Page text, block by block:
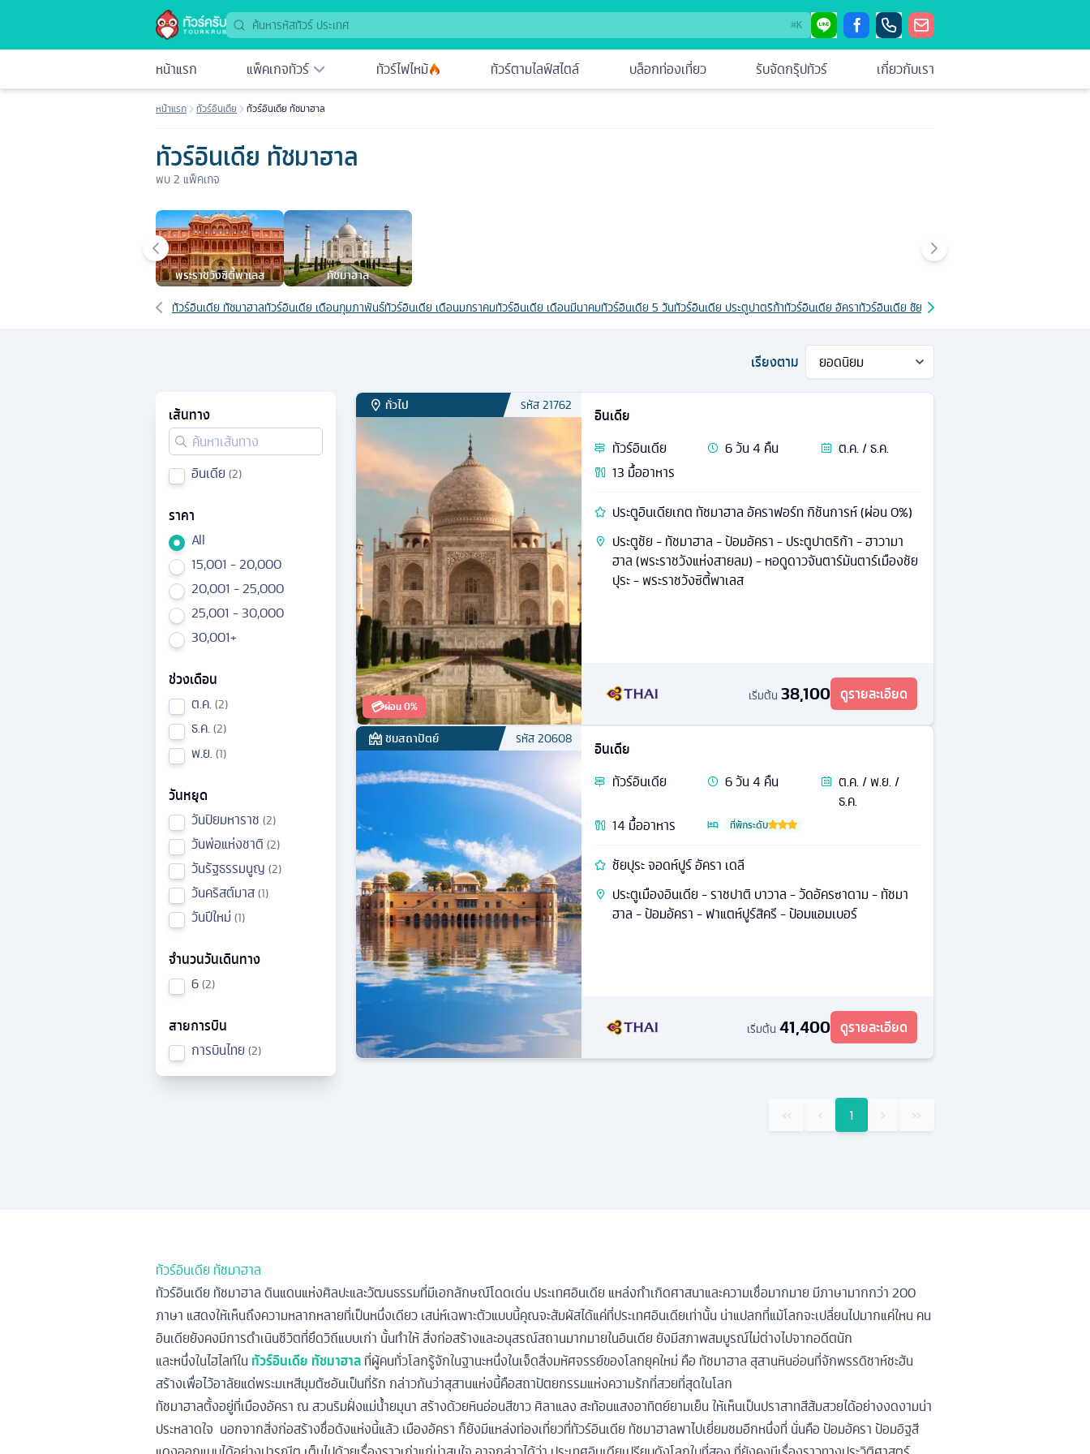
⌘K
หน้าแรก แพ็คเกจทัวร์ ทัวร์ไฟไหม้ ทัวร์ตามไลฟ์สไตล์ บล็อกท่องเที่ยว รับจัดกรุ๊ปทัวร์ เกี่ยวกับเรา
หน้าแรก ทัวร์อินเดีย ทัวร์อินเดีย ทัชมาฮาล
ทัวร์อินเดีย ทัชมาฮาล
พบ2 แพ็คเกจ
เมืองยอดนิยม
พระราชวังซิตี้พาเลส ทัชมาฮาล
เส้นทางที่เกี่ยวข้อง
ทัวร์อินเดีย ทัชมาฮาลทัวร์อินเดีย เดือนกุมภาพันธ์ทัวร์อินเดีย เดือนมกราคมทัวร์อินเดีย เดือนมีนาคมทัวร์อินเดีย 5 วันทัวร์อินเดีย ประตูปาตริก้าทัวร์อินเดีย อัคราทัวร์อินเดีย ชัยปูระ
เรียงตาม
เส้นทาง
อินเดีย 2
ราคา
All
15,001 - 20,000
20,001 - 25,000
25,001 - 30,000
30,001+
ช่วงเดือน
ต.ค. 2
ธ.ค. 2
พ.ย. 1
วันหยุด
วันปิยมหาราช 2
วันพ่อแห่งชาติ 2
วันรัฐธรรมนูญ 2
วันคริสต์มาส 1
วันปีใหม่ 1
จำนวนวันเดินทาง
6 2
สายการบิน
การบินไทย 2
ทั่วไป รหัส21762
💳ผ่อน 0%
อินเดีย
ทัวร์อินเดีย 6วัน4 คืน
ต.ค. / ธ.ค.
13 มื้ออาหาร
ประตูอินเดียเกต ทัชมาฮาล อัคราฟอร์ท กิชันการห์ (ผ่อน 0%)
ประตูชัย - ทัชมาฮาล - ป้อมอัครา - ประตูปาตริก้า - ฮาวามา
ฮาล (พระราชวังแห่งสายลม) - หอดูดาวจันตาร์มันตาร์เมืองชัย
ปุระ - พระราชวังซิตี้พาเลส
เริ่มต้น 38,100 ดูรายละเอียด
ชมสถาปัตย์ รหัส20608
อินเดีย
ทัวร์อินเดีย 6วัน4 คืน
ต.ค. / พ.ย. /
ธ.ค.
14 มื้ออาหาร ที่พักระดับ
ชัยปุระ จอดห์ปูร์ อัครา เดลี
ประตูเมืองอินเดีย - ราชปาติ บาวาล - วัดอัครซาดาม - ทัชมา
ฮาล - ป้อมอัครา - ฟาแตห์ปูร์สิครี - ป้อมแอมเบอร์
เริ่มต้น 41,400 ดูรายละเอียด
‹‹ ‹ 1 › ››
ทัวร์อินเดีย ทัชมาฮาล
ทัวร์อินเดีย ทัชมาฮาล ดินแดนแห่งศิลปะและวัฒนธรรมที่มีเอกลักษณ์โดดเด่น ประเทศอินเดีย แหล่งกำเกิดศาสนาและความเชื่อมากมาย มีภาษามากกว่า 200
ภาษา แสดงให้เห็นถึงความหลากหลายที่เป็นหนึ่งเดียว เสน่ห์เฉพาะตัวแบบนี้คุณจะสัมผัสได้แค่ที่ประเทศอินเดียเท่านั้น น่าแปลกที่แม้โลกจะเปลี่ยนไปมากแค่ใหน คน
อินเดียยังคงมีการดำเนินชีวิตที่ยึดวิถีแบบเก่า นั้นทำให้ สิ่งก่อสร้างและอนุสรณ์สถานมากมายในอินเดีย ยังมีสภาพสมบูรณ์ไม่ต่างไปจากอดีตนัก
และหนึ่งในไฮไลท์ใน ทัวร์อินเดีย ทัชมาฮาลที่ผู้คนทั่วโลกรู้จักในฐานะหนึ่งในเจ็ดสิ่งมหัศจรรย์ของโลกยุคใหม่ คือ ทัชมาฮาล สุสานหินอ่อนที่จักพรรดิชาห์ชะฮัน
สร้างเพื่อไว้อาลัยแด่พระมเหสีมุมตัซอันเป็นที่รัก กล่าวกันว่าสุสานแห่งนี้คือสถาปัตยกรรมแห่งความรักที่สวยที่สุดในโลก
ทัชมาฮาลตั้งอยู่ที่เมืองอัครา ณ สวนริมฝั่งแม่น้ำยมุนา สร้างด้วยหินอ่อนสีขาว ศิลาแลง สะท้อนแสงอาทิตย์ยามเย็น ให้เห็นเป็นปราสาทสีส้มสวยได้อย่างงดงามน่า
ประหลาดใจ นอกจากสิ่งก่อสร้างชื่อดังแห่งนี้แล้ว เมืองอัครา ก็ยังมีแหล่งท่องเที่ยวที่ทัวร์อินเดีย ทัชมาฮาลพาไปเยี่ยมชมอีกหนึ่งที่ นั่นคือ ป้อมอัครา ป้อมอิฐสี